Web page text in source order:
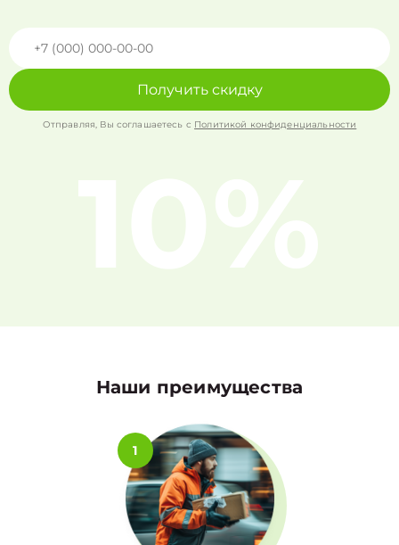
Получить скидку
Отправляя, Вы соглашаетесь с Политикой конфиденциальности
10%
Наши преимущества
1